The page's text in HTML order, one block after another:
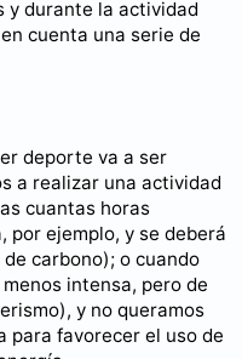
y durante la actividad
cuenta una serie de
deporte va a ser
a realizar una actividad
cuantas horas
por ejemplo, y se deberá
carbono); o cuando
intensa, pero de
y no queramos
para favorecer el uso de